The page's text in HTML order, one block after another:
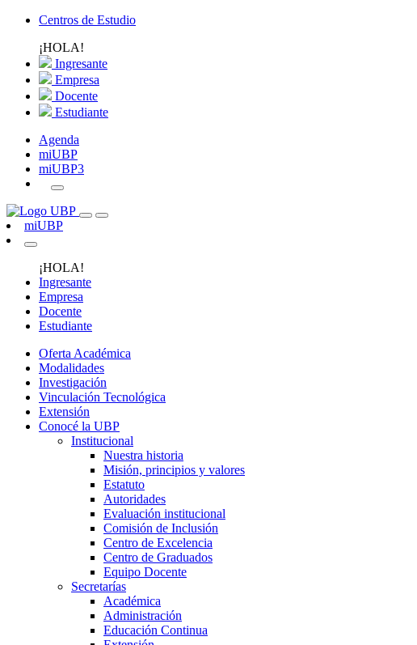
Centros de Estudio
¡HOLA!
Ingresante
Empresa
Docente
Estudiante
Agenda
miUBP
miUBP3
miUBP
¡HOLA!
Ingresante
Empresa
Docente
Estudiante
Oferta Académica
Modalidades
Investigación
Vinculación Tecnológica
Extensión
Conocé la UBP
Institucional
Nuestra historia
Misión, principios y valores
Estatuto
Autoridades
Evaluación institucional
Comisión de Inclusión
Centro de Excelencia
Centro de Graduados
Equipo Docente
Secretarías
Académica
Administración
Educación Continua